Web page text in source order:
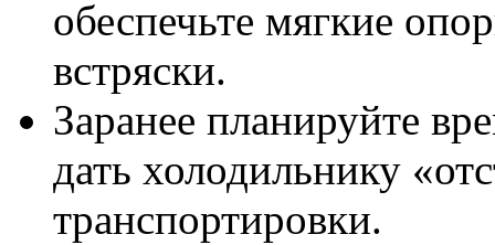
обеспечьте мягкие
встряски.
Заранее планируйте
дать холодильнику
транспортировки.